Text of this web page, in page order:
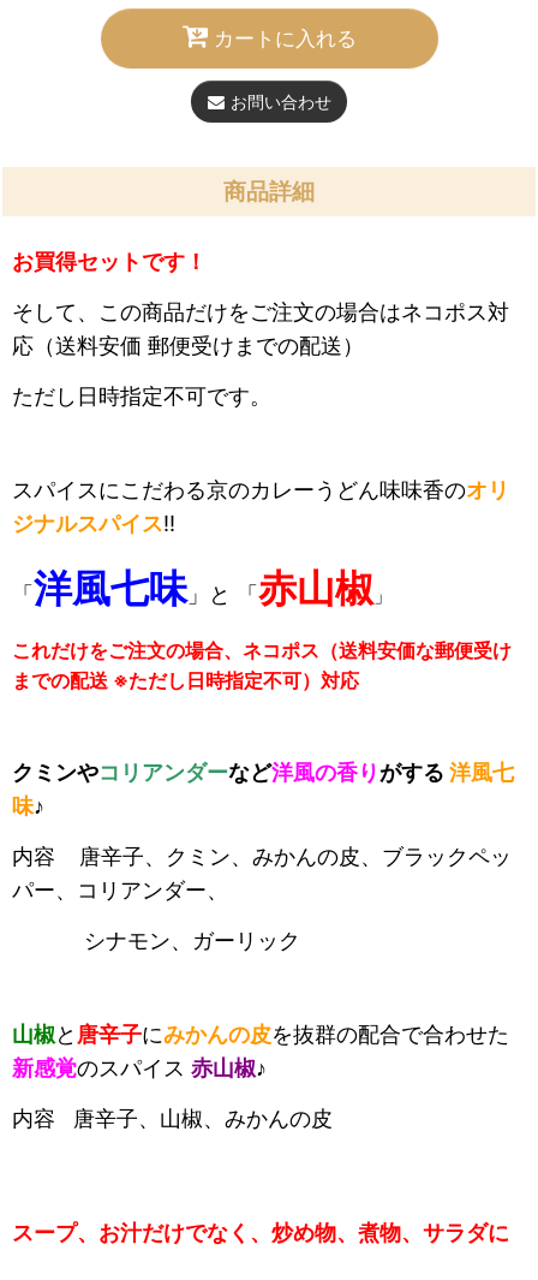
カートに入れる
お問い合わせ
商品詳細
お買得セットです！
そして、この商品だけをご注文の場合はネコポス対
応（送料安価 郵便受けまでの配送）
ただし日時指定不可です。
スパイスにこだわる京のカレーうどん味味香のオリ
ジナルスパイス!!
「洋風七味」と 「赤山椒 」
これだけをご注文の場合、ネコポス（送料安価な郵便受け
までの配送 ※ただし日時指定不可）対応
クミンやコリアンダーなど洋風の香りがする 洋風七
味♪
内容 唐辛子、クミン、みかんの皮、ブラックペッ
パー、コリアンダー、
シナモン、ガーリック
山椒 と 唐辛子にみかんの皮を抜群の配合で合わせた
新感覚のスパイス 赤山椒♪
内容 唐辛子、山椒、みかんの皮
スープ、お汁だけでなく、炒め物、煮物、サラダに